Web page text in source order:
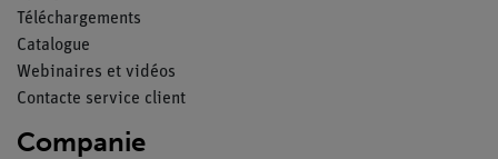
Téléchargements
Catalogue
Webinaires et vidéos
Contacte service client
Companie